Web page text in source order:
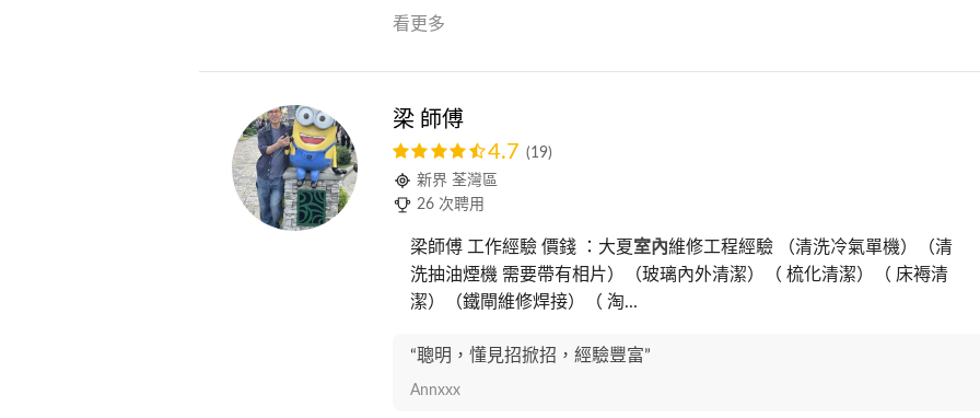
看更多
梁 師傅
4.7 (19)
新界 荃灣區
26 次聘用
梁師傅 工作經驗 價錢 ：大夏室內維修工程經驗 （清洗冷氣單機）（清
洗抽油煙機 需要帶有相片）（玻璃內外清潔）（ 梳化清潔）（ 床褥清
潔）（鐵閘維修焊接）（ 淘...
“聰明，懂見招掀招，經驗豐富”
Annxxx